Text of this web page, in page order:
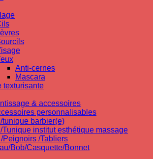
Anti-cernes
Mascara
texturisante
& accessoires
personnalisables
tunique barbier(e)
Tunique institut esthétique massage
Peignoirs /Tabliers
Bob/Casquette/Bonnet